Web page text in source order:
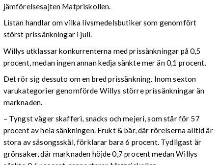
jämförelsesajten Matpriskollen.
Listan handlar om vilka livsmedelsbutiker som genomfört
störst prissänkningar i juli.
Willys utklassar konkurrenterna med prissänkningar på 0,5
procent, medan ingen annan kedja sänkte mer än 0,1 procent.
Det rör sig dessuto om en bred prissänkning. Inom sexton
varukategorier genomförde Willys större prissänkningar än
marknaden.
– Tyngst väger skafferi, snacks och mejeri, som står för 57
procent av hela sänkningen. Frukt & bär, där rörelserna alltid är
stora av säsongsskäl, förklarar bara 6 procent. Tydligast är
grönsaker, där marknaden höjde 0,7 procent medan Willys